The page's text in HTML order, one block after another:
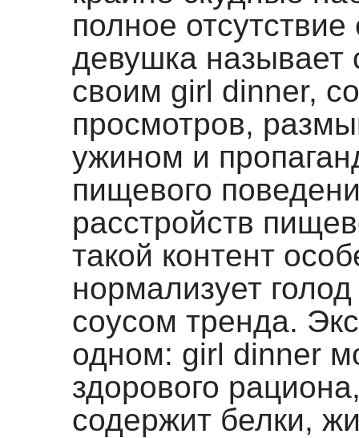
полное
девушка называет
своим girl dinner,
просмотров,
ужином и
пищевого
расстройств
такой контент
нормализует
соусом тренда.
одном: girl dinner
здорового
содержит белки,